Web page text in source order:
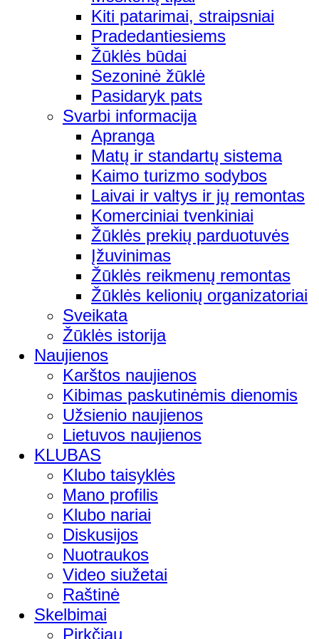
Kiti patarimai, straipsniai
Pradedantiesiems
Žūklės būdai
Sezoninė žūklė
Pasidaryk pats
Svarbi informacija
Apranga
Matų ir standartų sistema
Kaimo turizmo sodybos
Laivai ir valtys ir jų remontas
Komerciniai tvenkiniai
Žūklės prekių parduotuvės
Įžuvinimas
Žūklės reikmenų remontas
Žūklės kelionių organizatoriai
Sveikata
Žūklės istorija
Naujienos
Karštos naujienos
Kibimas paskutinėmis dienomis
Užsienio naujienos
Lietuvos naujienos
KLUBAS
Klubo taisyklės
Mano profilis
Klubo nariai
Diskusijos
Nuotraukos
Video siužetai
Raštinė
Skelbimai
Pirkčiau